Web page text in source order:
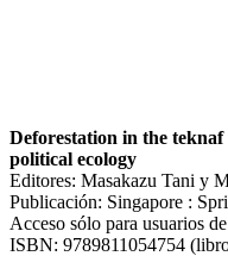
Deforestation in the
political ecology
Editores: Masakazu Tani y
Publicación: Singapore :
Acceso sólo para usuarios
ISBN: 9789811054754